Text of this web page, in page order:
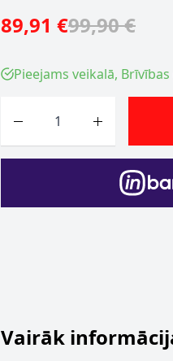
89,91 €99,90 €
Pieejams veikalā,
Vairāk